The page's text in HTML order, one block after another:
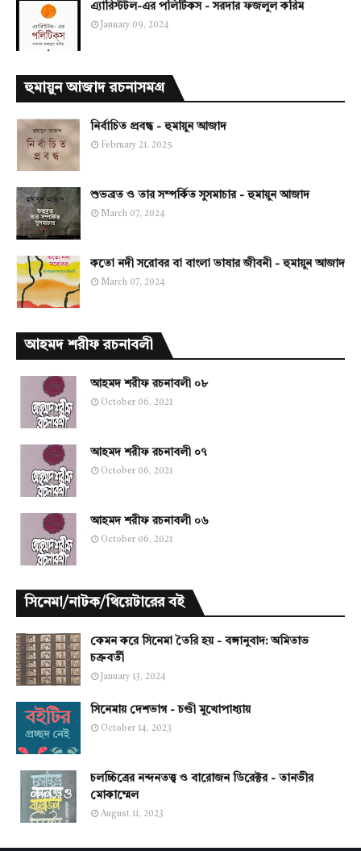
এ্যারিস্টটল-এর পলিটিকস - সরদার ফজলুল করিম
January 09, 2024
হুমায়ুন আজাদ রচনাসমগ্র
নির্বাচিত প্রবন্ধ - হুমায়ুন আজাদ
February 21, 2025
শুভব্রত ও তার সম্পর্কিত সুসমাচার - হুমায়ুন আজাদ
March 07, 2024
কতো নদী সরোবর বা বাংলা ভাষার জীবনী - হুমায়ুন আজাদ
March 07, 2024
আহমদ শরীফ রচনাবলী
আহমদ শরীফ রচনাবলী ০৮
October 06, 2021
আহমদ শরীফ রচনাবলী ০৭
October 06, 2021
আহমদ শরীফ রচনাবলী ০৬
October 06, 2021
সিনেমা/নাটক/থিয়েটারের বই
কেমন করে সিনেমা তৈরি হয় - বঙ্গানুবাদ: অমিতাভ
চক্রবর্তী
January 13, 2024
সিনেমায় দেশভাগ - চণ্ডী মুখোপাধ্যায়
October 14, 2023
চলচ্চিত্রের নন্দনতত্ত্ব ও বারোজন ডিরেক্টর - তানভীর
মোকাম্মেল
August 11, 2023